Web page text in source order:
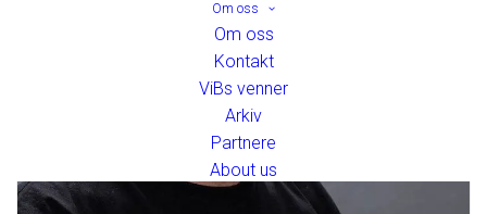
Om oss
Om oss
Kontakt
ViBs venner
Arkiv
Partnere
About us